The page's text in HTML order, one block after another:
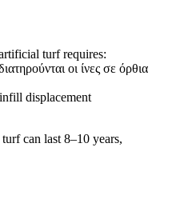
turf requires:
οι ίνες σε όρθια
displacement
can last 8–10 years,